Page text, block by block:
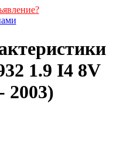
1.9 I4 8V
2003)